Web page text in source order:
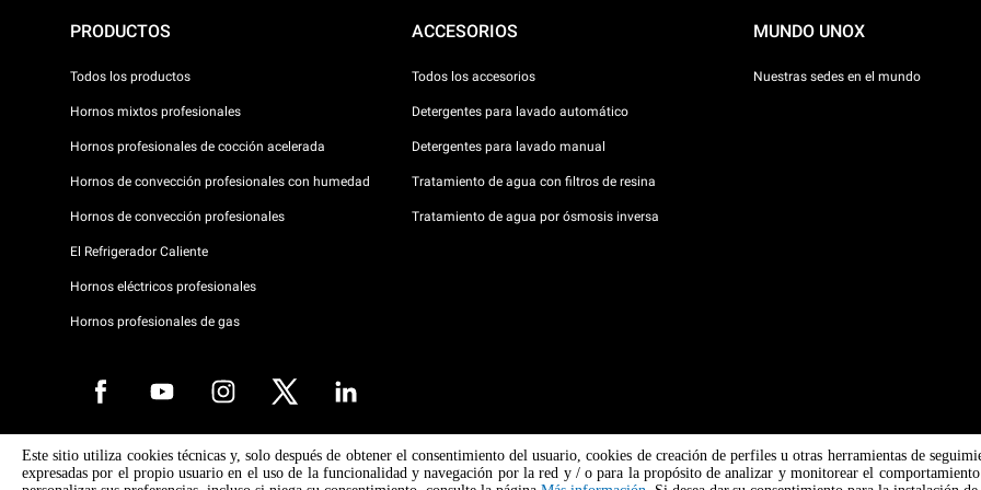
PRODUCTOS
Todos los productos
Hornos mixtos profesionales
Hornos profesionales de cocción acelerada
Hornos de convección profesionales con humedad
Hornos de convección profesionales
El Refrigerador Caliente
Hornos eléctricos profesionales
Hornos profesionales de gas
ACCESORIOS
Todos los accesorios
Detergentes para lavado automático
Detergentes para lavado manual
Tratamiento de agua con filtros de resina
Tratamiento de agua por ósmosis inversa
MUNDO UNOX
Nuestras sedes en el mundo
Copyright 2026 UNOX SpA Todos los derechos reservados. Reg. Imp. Padova n
° 04230750285 - REA Padova 372835 - Cap. Soc. 5.000.000 € iv - P.IVA / CF
Aviso
Este sitio utiliza cookies técnicas y, solo después de obtener el consentimiento del usuario, cookies de creación de perfiles u otras herramientas de
expresadas por el propio usuario en el uso de la funcionalidad y navegación por la red y / o para la propósito de analizar y monitorear el